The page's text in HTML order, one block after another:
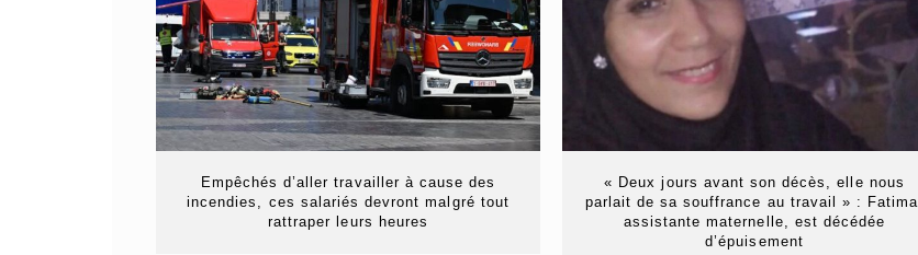
Empêchés d’aller travailler à cause des
incendies, ces salariés devront malgré tout
rattraper leurs heures
« Deux jours avant son décès, elle nous
parlait de sa souffrance au travail » : Fatima,
assistante maternelle, est décédée
d’épuisement